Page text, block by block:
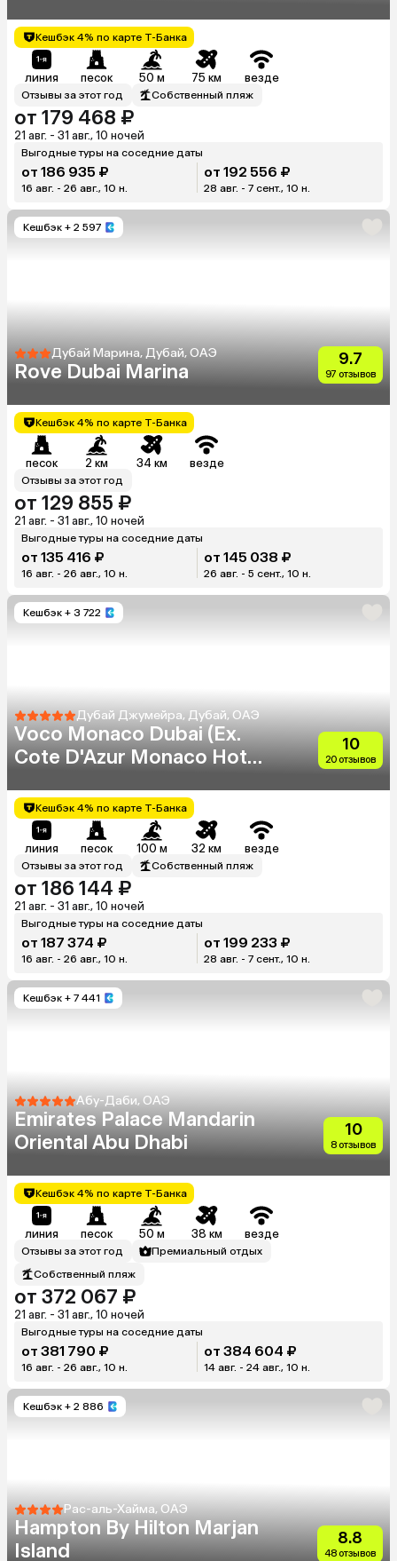
Кешбэк 4% по карте Т-Банка
линия песок 50 м 75 км везде
Отзывы за этот год Собственный пляж
от 179 468 ₽
21 авг. - 31 авг., 10 ночей
Выгодные туры на соседние даты
от 186 935 ₽
16 авг. - 26 авг., 10 н.
от 192 556 ₽
28 авг. - 7 сент., 10 н.
Кешбэк + 2 597
Дубай Марина, Дубай, ОАЭ
Rove Dubai Marina
9.7
97 отзывов
Кешбэк 4% по карте Т-Банка
песок 2 км 34 км везде
Отзывы за этот год
от 129 855 ₽
21 авг. - 31 авг., 10 ночей
Выгодные туры на соседние даты
от 135 416 ₽
16 авг. - 26 авг., 10 н.
от 145 038 ₽
26 авг. - 5 сент., 10 н.
Кешбэк + 3 722
Дубай Джумейра, Дубай, ОАЭ
Voco Monaco Dubai (Ex.
Cote D'Azur Monaco Hotel)
10
20 отзывов
Кешбэк 4% по карте Т-Банка
линия песок 100 м 32 км везде
Отзывы за этот год Собственный пляж
от 186 144 ₽
21 авг. - 31 авг., 10 ночей
Выгодные туры на соседние даты
от 187 374 ₽
16 авг. - 26 авг., 10 н.
от 199 233 ₽
28 авг. - 7 сент., 10 н.
Кешбэк + 7 441
Абу-Даби, ОАЭ
Emirates Palace Mandarin
Oriental Abu Dhabi
10
8 отзывов
Кешбэк 4% по карте Т-Банка
линия песок 50 м 38 км везде
Отзывы за этот год
Премиальный отдых
Собственный пляж
от 372 067 ₽
21 авг. - 31 авг., 10 ночей
Выгодные туры на соседние даты
от 381 790 ₽
16 авг. - 26 авг., 10 н.
от 384 604 ₽
14 авг. - 24 авг., 10 н.
Кешбэк + 2 886
Рас-аль-Хайма, ОАЭ
Hampton By Hilton Marjan
Island
8.8
48 отзывов